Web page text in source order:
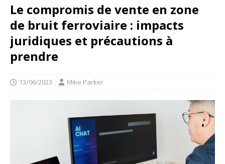
Le compromis de vente en zone
de bruit ferroviaire : impacts
juridiques et précautions à
prendre
13/06/2023 Mike Parker